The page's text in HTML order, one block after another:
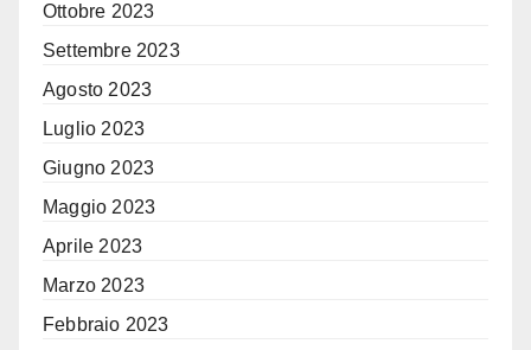
Ottobre 2023
Settembre 2023
Agosto 2023
Luglio 2023
Giugno 2023
Maggio 2023
Aprile 2023
Marzo 2023
Febbraio 2023